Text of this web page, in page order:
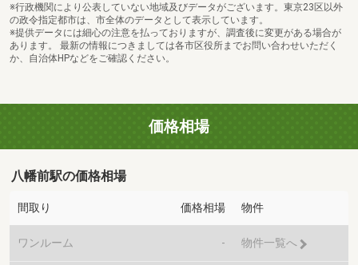
※行政機関により公表していない地域及びデータがございます。東京23区以外
の政令指定都市は、市全体のデータとして表示しています。
※提供データには細心の注意を払っておりますが、調査後に変更がある場合が
あります。 最新の情報につきましては各市区役所までお問い合わせいただく
か、自治体HPなどをご確認ください。
価格相場
八幡前駅の価格相場
間取り 価格相場 物件
ワンルーム - 物件一覧へ